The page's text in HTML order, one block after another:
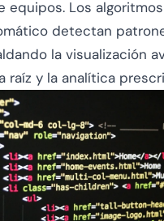
equipos. Los
detectan
la visualización
raíz y la analítica